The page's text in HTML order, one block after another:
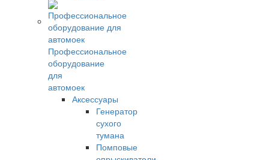
Профессиональное
оборудование
для
автомоек
Аксессуары
Генератор
сухого
тумана
Помповые